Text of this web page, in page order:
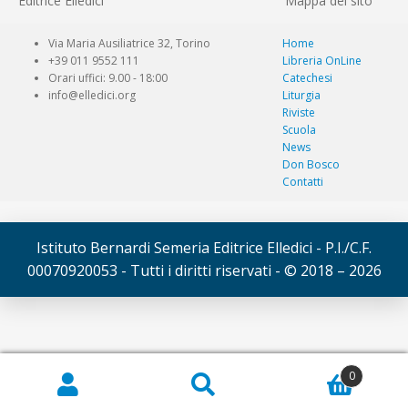
Via Maria Ausiliatrice 32, Torino
+39 011 9552 111
Orari uffici: 9.00 - 18:00
info@elledici.org
Home
Libreria OnLine
Catechesi
Liturgia
Riviste
Scuola
News
Don Bosco
Contatti
Istituto Bernardi Semeria Editrice Elledici - P.I./C.F.
00070920053 - Tutti i diritti riservati - © 2018 – 2026
0